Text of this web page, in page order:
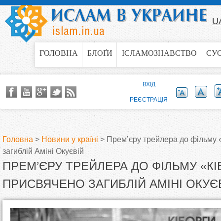
Jump to navigation
ГОЛОВНА БЛОҐИ ІСЛАМОЗНАВСТВО
В
и
є
Головна > Новини у країні > Прем’єру трейлера до фільму
загиблій Аміні Окуєвій
ПРЕМ’ЄРУ ТРЕЙЛЕРА ДО ФІЛЬМУ
ПРИСВЯЧЕНО ЗАГИБЛІЙ АМІНІ
ВХІД
РЕЄСТРАЦІЯ